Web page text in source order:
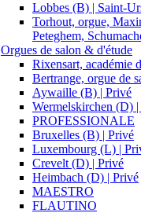
Lobbes (B) | Saint-
Torhout, orgue,
Peteghem,
Orgues de salon & d'étude
Rixensart, académie
Bertrange, orgue de
Aywaille (B) | Privé
Wermelskirchen (D)
PROFESSIONALE
Bruxelles (B) | Privé
Luxembourg (L) |
Crevelt (D) | Privé
Heimbach (D) | Privé
MAESTRO
FLAUTINO